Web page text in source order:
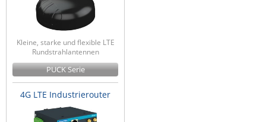
Kleine, starke und flexible LTE
Rundstrahlantennen
PUCK Serie
4G LTE Industrierouter